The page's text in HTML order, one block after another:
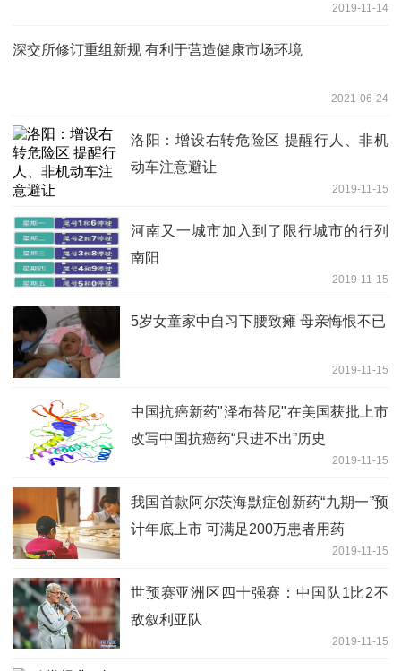
2019-11-14
深交所修订重组新规 有利于营造健康市场环境
2021-06-24
洛阳：增设右转危险区 提醒行人、非机
动车注意避让
2019-11-15
河南又一城市加入到了限行城市的行列
南阳
2019-11-15
5岁女童家中自习下腰致瘫 母亲悔恨不已
2019-11-15
中国抗癌新药"泽布替尼"在美国获批上市
改写中国抗癌药“只进不出”历史
2019-11-15
我国首款阿尔茨海默症创新药“九期一”预
计年底上市 可满足200万患者用药
2019-11-15
世预赛亚洲区四十强赛：中国队1比2不
敌叙利亚队
2019-11-15